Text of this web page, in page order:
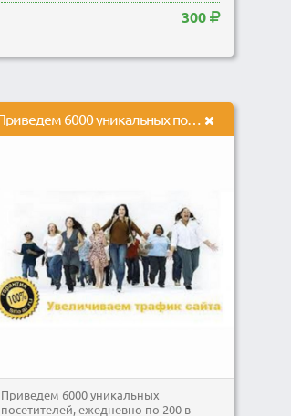
300
Приведем 6000 уникальных посетителей в течение месяца.
Приведем 6000 уникальных
посетителей, ежедневно по 200 в